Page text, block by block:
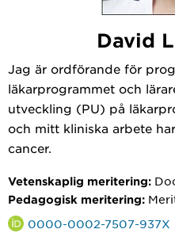
David
Jag är ordförande för
läkarprogrammet och
utveckling (PU) på
och mitt kliniska arbete
cancer.
Vetenskaplig meritering:
Pedagogisk meritering:
0000-0002-7507-937X